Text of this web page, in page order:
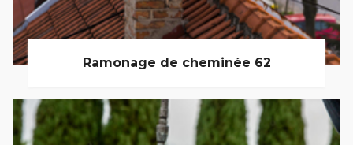
Ramonage de cheminée 62